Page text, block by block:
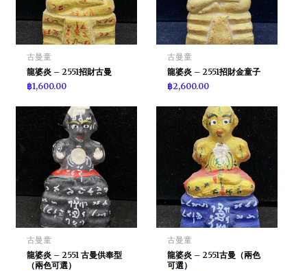
古曼童
龍婆炎 – 2551招財古曼
฿1,600.00
古曼童
龍婆炎 – 2551招財金童子
฿2,600.00
古曼童
龍婆炎 – 2551 古曼供奉型
（兩色可選）
古曼童
龍婆炎 – 2551古曼（兩色
可選）